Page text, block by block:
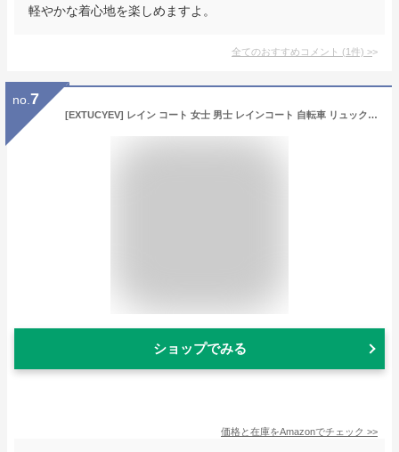
軽やかな着心地を楽しめますよ。
全てのおすすめコメント (1件) >
no. 7
[EXTUCYEV] レイン コート 女士 男士 レインコート 自転車 リュック対応 大雨対策、ロングレインコート、雨よけ、通勤、通学、男女兼用 収納バッグ付きB S
ショップでみる
価格と在庫をAmazonでチェック >>